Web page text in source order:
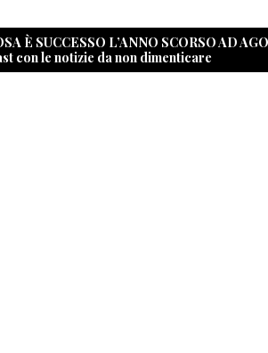
È SUCCESSO L’ANNO SCORSO AD
con le notizie da non dimenticare